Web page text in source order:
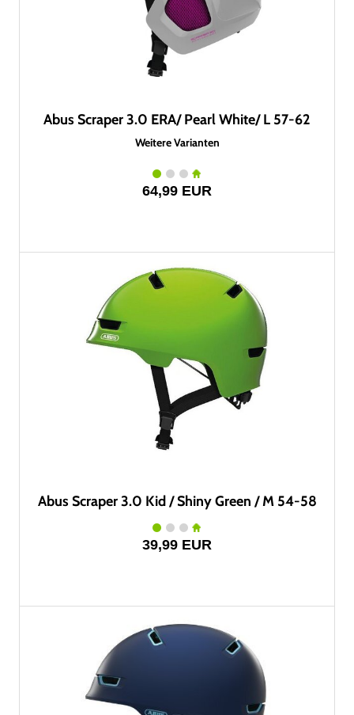
Abus Scraper 3.0 ERA/ Pearl White/ L 57-62
Weitere Varianten
64,99 EUR
Abus Scraper 3.0 Kid / Shiny Green / M 54-58
39,99 EUR